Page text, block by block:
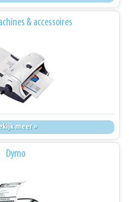
& accessoires
meer »
Dymo